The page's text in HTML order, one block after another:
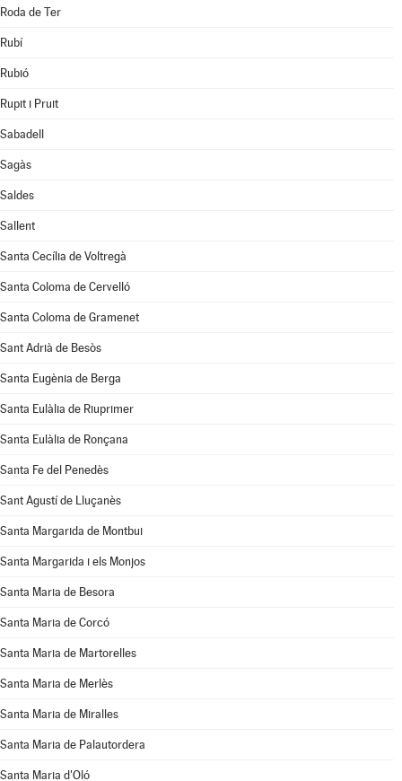
Roda de Ter
Rubí
Rubió
Rupit i Pruit
Sabadell
Sagàs
Saldes
Sallent
Santa Cecília de Voltregà
Santa Coloma de Cervelló
Santa Coloma de Gramenet
Sant Adrià de Besòs
Santa Eugènia de Berga
Santa Eulàlia de Riuprimer
Santa Eulàlia de Ronçana
Santa Fe del Penedès
Sant Agustí de Lluçanès
Santa Margarida de Montbui
Santa Margarida i els Monjos
Santa Maria de Besora
Santa Maria de Corcó
Santa Maria de Martorelles
Santa Maria de Merlès
Santa Maria de Miralles
Santa Maria de Palautordera
Santa Maria d'Oló